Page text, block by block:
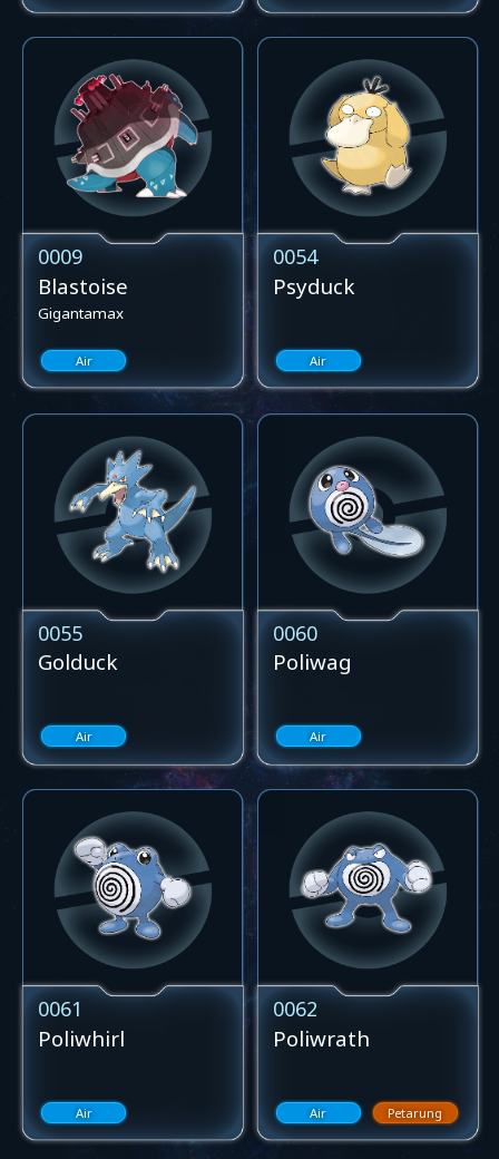
0009
Blastoise
Gigantamax
Air
0054
Psyduck
Air
0055
Golduck
Air
0060
Poliwag
Air
0061
Poliwhirl
Air
0062
Poliwrath
Air Petarung